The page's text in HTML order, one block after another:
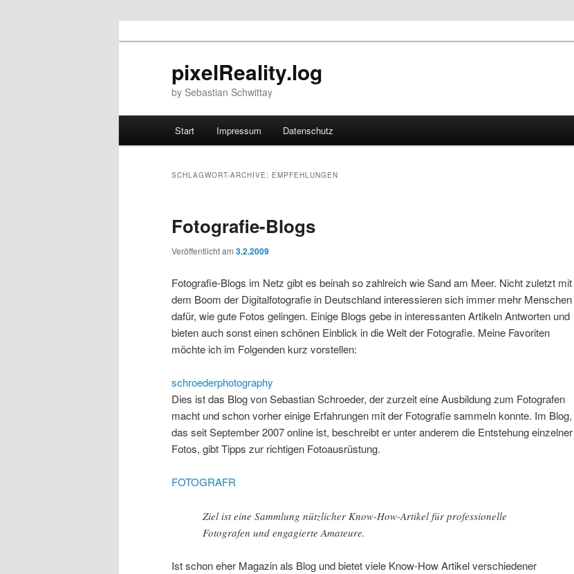
pixelReality.log
by Sebastian Schwittay
Zum Inhalt wechseln
Zum sekundären Inhalt wechseln
Start Impressum Datenschutz
SCHLAGWORT-ARCHIVE: EMPFEHLUNGEN
Fotografie-Blogs
Veröffentlicht am 3.2.2009
Fotografie-Blogs im Netz gibt es beinah so zahlreich wie Sand am Meer. Nicht zuletzt mit
dem Boom der Digitalfotografie in Deutschland interessieren sich immer mehr Menschen
dafür, wie gute Fotos gelingen. Einige Blogs gebe in interessanten Artikeln Antworten und
bieten auch sonst einen schönen Einblick in die Welt der Fotografie. Meine Favoriten
möchte ich im Folgenden kurz vorstellen:
schroederphotography
Dies ist das Blog von Sebastian Schroeder, der zurzeit eine Ausbildung zum Fotografen
macht und schon vorher einige Erfahrungen mit der Fotografie sammeln konnte. Im Blog,
das seit September 2007 online ist, beschreibt er unter anderem die Entstehung einzelner
Fotos, gibt Tipps zur richtigen Fotoausrüstung.
FOTOGRAFR
Ziel ist eine Sammlung nützlicher Know-How-Artikel für professionelle
Fotografen und engagierte Amateure.
Ist schon eher Magazin als Blog und bietet viele Know-How Artikel verschiedener